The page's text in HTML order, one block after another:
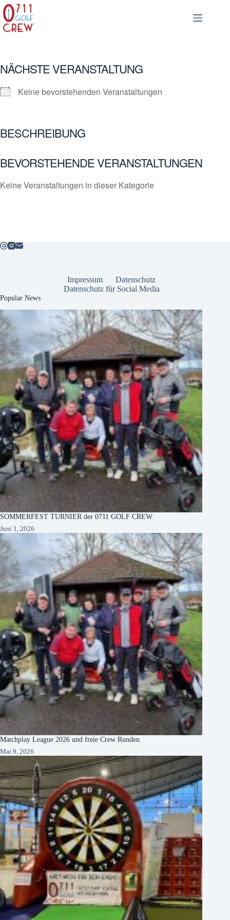
Zum
Inhalt
springen
NÄCHSTE VERANSTALTUNG
Keine bevorstehenden Veranstaltungen
BESCHREIBUNG
BEVORSTEHENDE VERANSTALTUNGEN
Keine Veranstaltungen in dieser Kategorie
Impressum
Datenschutz
Datenschutz für Social Media
Popular News
SOMMERFEST TURNIER der 0711 GOLF CREW
Juni 1, 2026
Matchplay League 2026 und freie Crew Runden
Mai 9, 2026